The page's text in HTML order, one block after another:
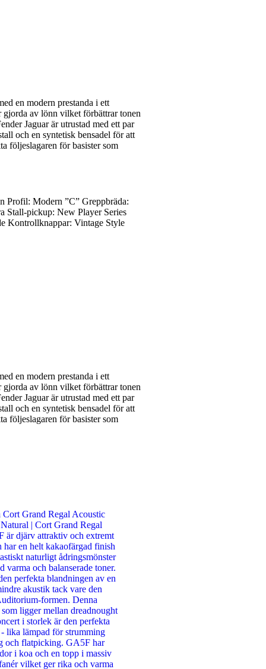
en modern prestanda i ett
gjorda av lönn vilket förbättrar tonen
Jaguar är utrustad med ett par
och en syntetisk bensadel för att
följeslagaren för basister som
Profil: Modern ”C” Greppbräda:
Stall-pickup: New Player Series
Kontrollknappar: Vintage Style
en modern prestanda i ett
gjorda av lönn vilket förbättrar tonen
Jaguar är utrustad med ett par
och en syntetisk bensadel för att
följeslagaren för basister som